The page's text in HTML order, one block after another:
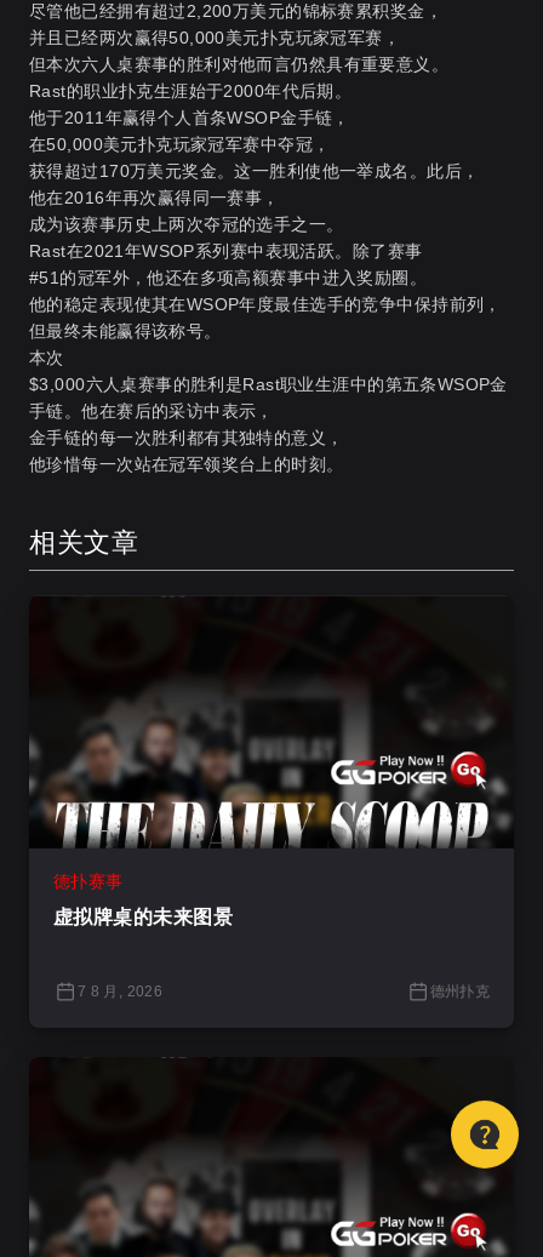
尽管他已经拥有超过2,200万美元的锦标赛累积奖金，
并且已经两次赢得50,000美元扑克玩家冠军赛，
但本次六人桌赛事的胜利对他而言仍然具有重要意义 。
Rast的职业扑克生涯始于2000年代后期。
他于2011年赢得个人首条WSOP金手链，
在50,000美元扑克玩家冠军赛中夺冠，
获得超过170万美元奖金。这一胜利使他一举成名。此后，
他在2016年再次赢得同一赛事，
成为该赛事历史上两次夺冠的选手之一。
Rast在2021年WSOP系列赛中表现活跃。除了赛事
#51的冠军外，他还在多项高额赛事中进入奖励圈。
他的稳定表现使其在WSOP年度最佳选手的竞争中保持前列，
但最终未能赢得该称号。
本次
$3,000六人桌赛事的胜利是Rast职业生涯中的第五条WSOP金
手链。他在赛后的采访中表示，
金手链的每一次胜利都有其独特的意义，
他珍惜每一次站在冠军领奖台上的时刻。
相关文章
德扑赛事
虚拟牌桌的未来图景
7 8 月, 2026 德州扑克